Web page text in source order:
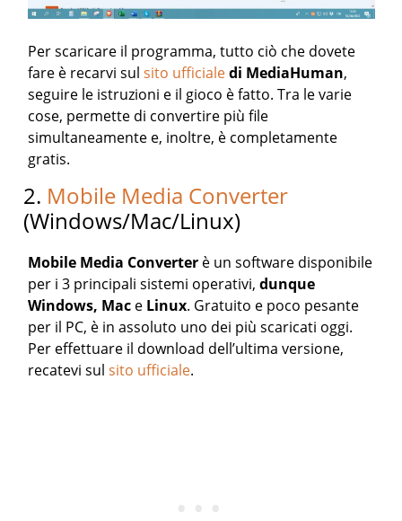
Per scaricare il programma, tutto ciò che dovete
fare è recarvi sulsito ufficiale di MediaHuman,
seguire le istruzioni e il gioco è fatto. Tra le varie
cose, permette di convertire più file
simultaneamente e, inoltre, è completamente
gratis.
2. Mobile Media Converter
(Windows/Mac/Linux)
Mobile Media Converter è un software disponibile
per i 3 principali sistemi operativi,dunque
Windows, Mac e Linux. Gratuito e poco pesante
per il PC, è in assoluto uno dei più scaricati oggi.
Per effettuare il download dell’ultima versione,
recatevi sulsito ufficiale.